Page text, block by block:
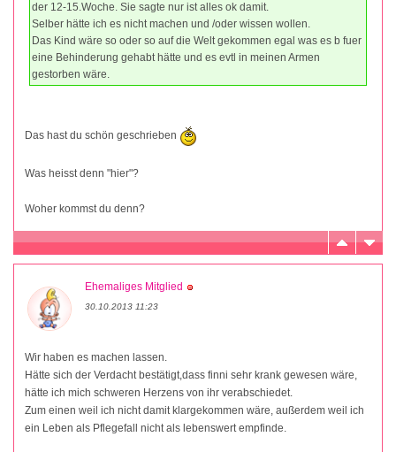
der 12-15.Woche. Sie sagte nur ist alles ok damit.
Selber hätte ich es nicht machen und /oder wissen wollen.
Das Kind wäre so oder so auf die Welt gekommen egal was es b fuer
eine Behinderung gehabt hätte und es evtl in meinen Armen
gestorben wäre.
Das hast du schön geschrieben
Was heisst denn "hier"?
Woher kommst du denn?
Ehemaliges Mitglied
30.10.2013 11:23
Wir haben es machen lassen.
Hätte sich der Verdacht bestätigt,dass finni sehr krank gewesen wäre,
hätte ich mich schweren Herzens von ihr verabschiedet.
Zum einen weil ich nicht damit klargekommen wäre, außerdem weil ich
ein Leben als Pflegefall nicht als lebenswert empfinde.